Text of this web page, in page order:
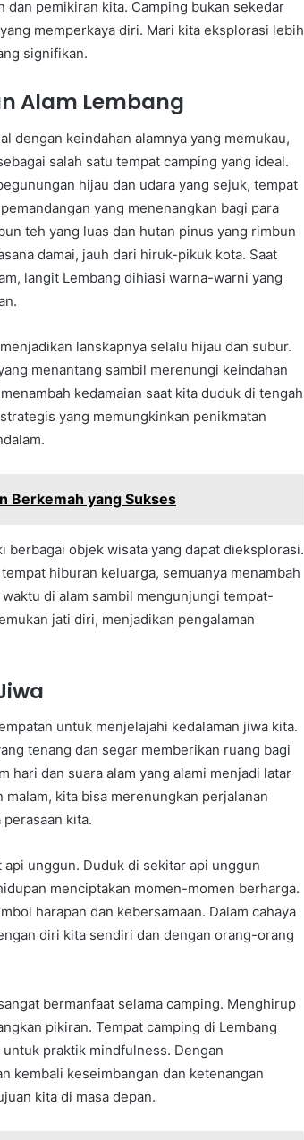
dan pemikiran kita. Camping bukan sekedar
memperkaya diri. Mari kita eksplorasi lebih
signifikan.
Alam Lembang
dengan keindahan alamnya yang memukau,
salah satu tempat camping yang ideal.
hijau dan udara yang sejuk, tempat
yang menenangkan bagi para
teh yang luas dan hutan pinus yang rimbun
damai, jauh dari hiruk-pikuk kota. Saat
langit Lembang dihiasi warna-warni yang
lanskapnya selalu hijau dan subur.
menantang sambil merenungi keindahan
kedamaian saat kita duduk di tengah
yang memungkinkan penikmatan
Berkemah yang Sukses
berbagai objek wisata yang dapat dieksplorasi.
hiburan keluarga, semuanya menambah
di alam sambil mengunjungi tempat-
jati diri, menjadikan pengalaman
untuk menjelajahi kedalaman jiwa kita.
tenang dan segar memberikan ruang bagi
hari dan suara alam yang alami menjadi latar
kita bisa merenungkan perjalanan
kita.
unggun. Duduk di sekitar api unggun
menciptakan momen-momen berharga.
harapan dan kebersamaan. Dalam cahaya
diri kita sendiri dan dengan orang-orang
bermanfaat selama camping. Menghirup
pikiran. Tempat camping di Lembang
praktik mindfulness. Dengan
kembali keseimbangan dan ketenangan
kita di masa depan.